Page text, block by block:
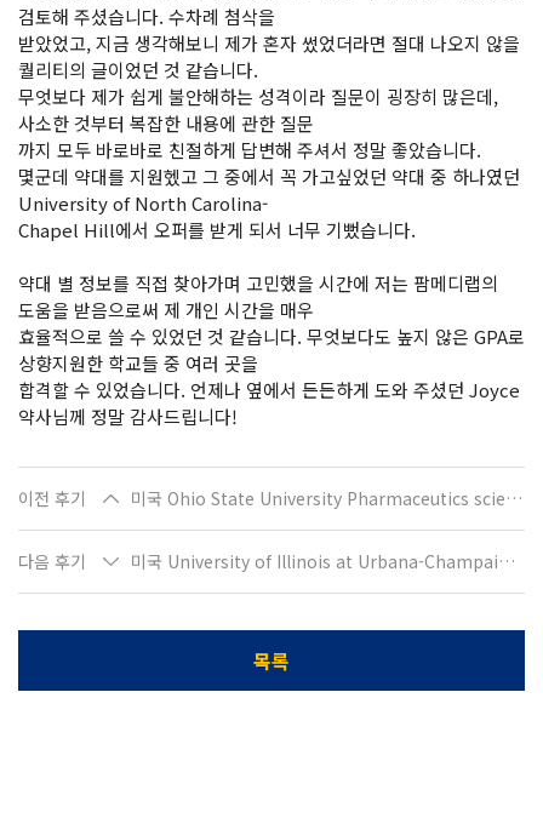
검토해 주셨습니다. 수차례 첨삭을
받았었고, 지금 생각해보니 제가 혼자 썼었더라면 절대 나오지 않을
퀄리티의 글이었던 것 같습니다.
무엇보다 제가 쉽게 불안해하는 성격이라 질문이 굉장히 많은데,
사소한 것부터 복잡한 내용에 관한 질문
까지 모두 바로바로 친절하게 답변해 주셔서 정말 좋았습니다.
몇군데 약대를 지원헸고 그 중에서 꼭 가고싶었던 약대 중 하나였던
University of North Carolina-
Chapel Hill에서 오퍼를 받게 되서 너무 기뻤습니다.
약대 별 정보를 직접 찾아가며 고민했을 시간에 저는 팜메디랩의
도움을 받음으로써 제 개인 시간을 매우
효율적으로 쓸 수 있었던 것 같습니다. 무엇보다도 높지 않은 GPA로
상향지원한 학교들 중 여러 곳을
합격할 수 있었습니다. 언제나 옆에서 든든하게 도와 주셨던 Joyce
약사님께 정말 감사드립니다!
이전 후기 미국 Ohio State University Pharmaceutics science로 입학하는 박O제입니다
다음 후기 미국 University of Illinois at Urbana-Champaign, Biochemistry로 입 학하는 염O아입니다
목록